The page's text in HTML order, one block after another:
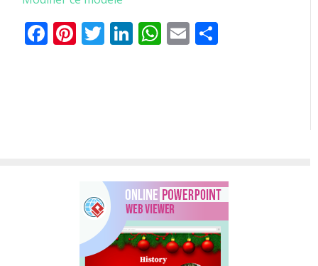
Facebook
Pinterest
Twitter
LinkedIn
WhatsApp
Email